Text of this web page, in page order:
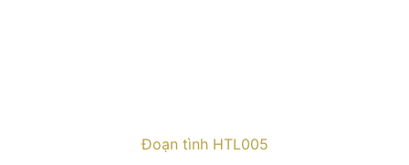
Đoạn tình HTL005